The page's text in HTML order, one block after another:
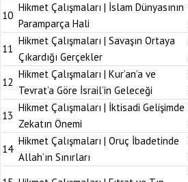
10
Hikmet Çalışmaları | İslam Dünyasının
Paramparça Hali
11
Hikmet Çalışmaları | Savaşın Ortaya
Çıkardığı Gerçekler
12
Hikmet Çalışmaları | Kur’an’a ve
Tevrat’a Göre İsrail’in Geleceği
13
Hikmet Çalışmaları | İktisadi Gelişimde
Zekatın Önemi
14
Hikmet Çalışmaları | Oruç İbadetinde
Allah’ın Sınırları